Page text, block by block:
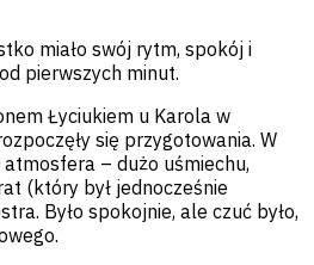
miało swój rytm, spokój i
pierwszych minut.
Łyciukiem u Karola w
się przygotowania. W
– dużo uśmiechu,
(który był jednocześnie
Było spokojnie, ale czuć było,